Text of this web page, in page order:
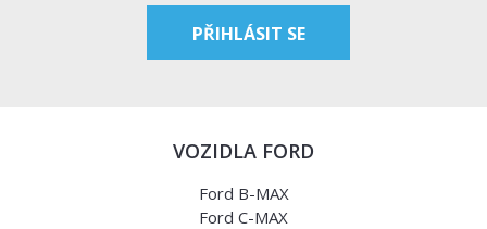
VOZIDLA FORD
Ford B-MAX
Ford C-MAX